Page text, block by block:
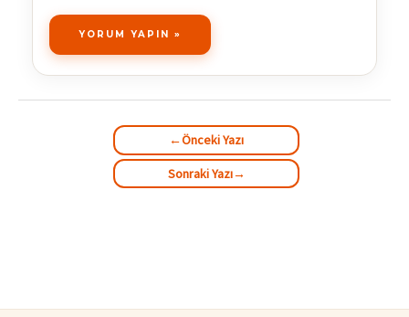
←Önceki Yazı
Sonraki Yazı→